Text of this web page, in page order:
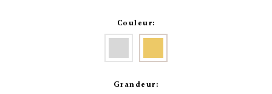
Couleur:
Grandeur: